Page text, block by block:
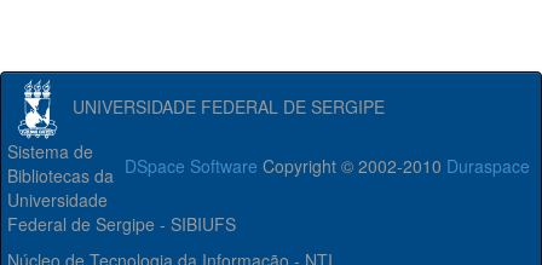
UNIVERSIDADE FEDERAL DE SERGIPE
DSpace Software Copyright © 2002-2010 Duraspace
Sistema de
Bibliotecas da
Universidade
Federal de Sergipe - SIBIUFS
Núcleo de Tecnologia da Informação - NTI